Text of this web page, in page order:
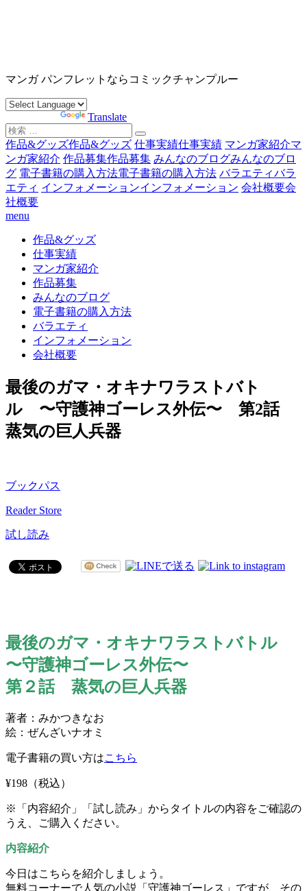
ツ
ス
ッ
プ
マンガ パンフレットならコミックチャンプルー
Translate
検
索
対
象:
作品&グッズ作品&グッズ 仕事実績仕事実績 マンガ家紹介マ
ンガ家紹介 作品募集作品募集 みんなのブログみんなのブロ
グ 電子書籍の購入方法電子書籍の購入方法 バラエティバラ
エティ インフォメーションインフォメーション 会社概要会
社概要
menu
作品&グッズ
仕事実績
マンガ家紹介
作品募集
みんなのブログ
電子書籍の購入方法
バラエティ
インフォメーション
会社概要
最後のガマ・オキナワラストバト
ル 〜守護神ゴーレス外伝〜 第2話
蒸気の巨人兵器
ブックパス
Reader Store
試し読み
最後のガマ・オキナワラストバトル
〜守護神ゴーレス外伝〜
第２話 蒸気の巨人兵器
著者：みかつきなお
絵：ぜんざいナオミ
電子書籍の買い方はこちら
¥198 （税込）
※「内容紹介」「試し読み」からタイトルの内容をご確認の
うえ、ご購入ください。
内容紹介
今日はこちらを紹介しましょう。
無料コーナーで人気の小説「守護神ゴーレス」ですが、その